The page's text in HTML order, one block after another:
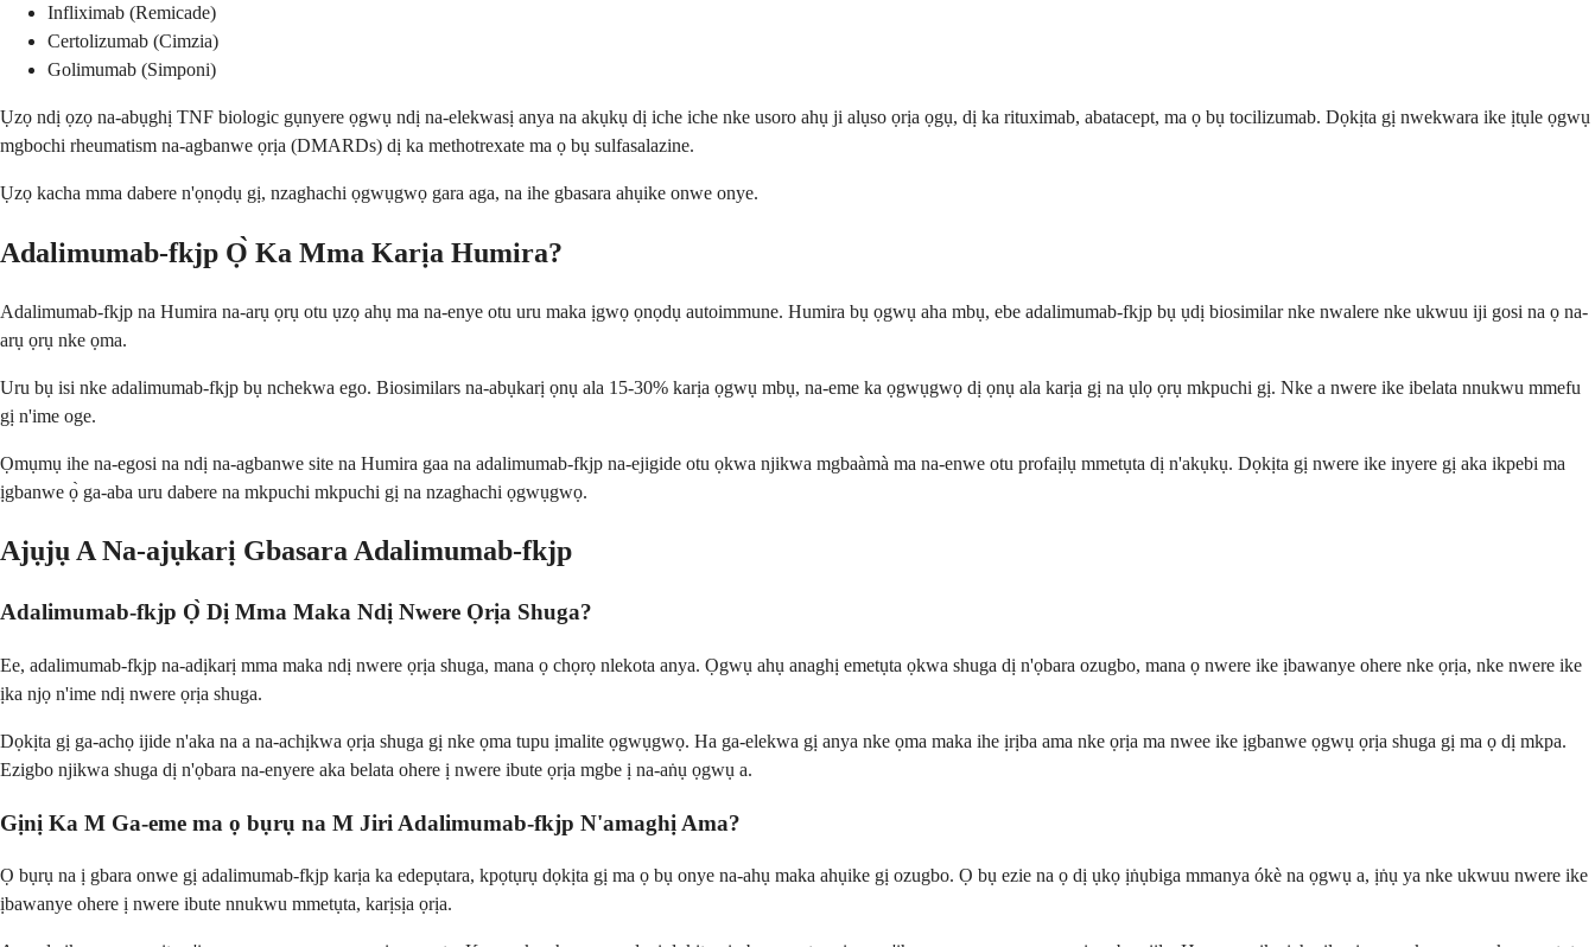
Infliximab (Remicade)
Certolizumab (Cimzia)
Golimumab (Simponi)
Ụzọ ndị ọzọ na-abụghị TNF biologic gụnyere ọgwụ ndị na-elekwasị anya na akụkụ dị iche iche nke usoro ahụ ji alụso ọrịa ọgụ, dị ka rituximab, abatacept, ma ọ bụ tocilizumab. Dọkịta gị nwekwara ike ịtụle ọgwụ
mgbochi rheumatism na-agbanwe ọrịa (DMARDs) dị ka methotrexate ma ọ bụ sulfasalazine.
Ụzọ kacha mma dabere n'ọnọdụ gị, nzaghachi ọgwụgwọ gara aga, na ihe gbasara ahụike onwe onye.
Adalimumab-fkjp Ọ̀ Ka Mma Karịa Humira?
Adalimumab-fkjp na Humira na-arụ ọrụ otu ụzọ ahụ ma na-enye otu uru maka ịgwọ ọnọdụ autoimmune. Humira bụ ọgwụ aha mbụ, ebe adalimumab-fkjp bụ ụdị biosimilar nke nwalere nke ukwuu iji gosi na ọ na-
arụ ọrụ nke ọma.
Uru bụ isi nke adalimumab-fkjp bụ nchekwa ego. Biosimilars na-abụkarị ọnụ ala 15-30% karịa ọgwụ mbụ, na-eme ka ọgwụgwọ dị ọnụ ala karịa gị na ụlọ ọrụ mkpuchi gị. Nke a nwere ike ibelata nnukwu mmefu
gị n'ime oge.
Ọmụmụ ihe na-egosi na ndị na-agbanwe site na Humira gaa na adalimumab-fkjp na-ejigide otu ọkwa njikwa mgbaàmà ma na-enwe otu profaịlụ mmetụta dị n'akụkụ. Dọkịta gị nwere ike inyere gị aka ikpebi ma
ịgbanwe ọ̀ ga-aba uru dabere na mkpuchi mkpuchi gị na nzaghachi ọgwụgwọ.
Ajụjụ A Na-ajụkarị Gbasara Adalimumab-fkjp
Adalimumab-fkjp Ọ̀ Dị Mma Maka Ndị Nwere Ọrịa Shuga?
Ee, adalimumab-fkjp na-adịkarị mma maka ndị nwere ọrịa shuga, mana ọ chọrọ nlekota anya. Ọgwụ ahụ anaghị emetụta ọkwa shuga dị n'ọbara ozugbo, mana ọ nwere ike ịbawanye ohere nke ọrịa, nke nwere ike
ịka njọ n'ime ndị nwere ọrịa shuga.
Dọkịta gị ga-achọ ijide n'aka na a na-achịkwa ọrịa shuga gị nke ọma tupu ịmalite ọgwụgwọ. Ha ga-elekwa gị anya nke ọma maka ihe ịrịba ama nke ọrịa ma nwee ike ịgbanwe ọgwụ ọrịa shuga gị ma ọ dị mkpa.
Ezigbo njikwa shuga dị n'ọbara na-enyere aka belata ohere ị nwere ibute ọrịa mgbe ị na-aṅụ ọgwụ a.
Gịnị Ka M Ga-eme ma ọ bụrụ na M Jiri Adalimumab-fkjp N'amaghị Ama?
Ọ bụrụ na ị gbara onwe gị adalimumab-fkjp karịa ka edepụtara, kpọtụrụ dọkịta gị ma ọ bụ onye na-ahụ maka ahụike gị ozugbo. Ọ bụ ezie na ọ dị ụkọ ịṅụbiga mmanya ókè na ọgwụ a, ịṅụ ya nke ukwuu nwere ike
ịbawanye ohere ị nwere ibute nnukwu mmetụta, karịsịa ọrịa.